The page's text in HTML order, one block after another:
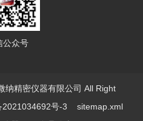
公众号
纳精密仪器有限公司 All Right
2021034692号-3
sitemap.xml